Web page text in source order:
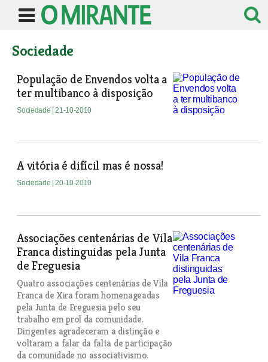
Sociedade
População de Envendos volta a
ter multibanco à disposição
Sociedade | 21-10-2010
A vitória é difícil mas é nossa!
Sociedade | 20-10-2010
Associações centenárias de Vila
Franca distinguidas pela Junta
de Freguesia
Quatro associações centenárias de Vila
Franca de Xira foram homenageadas
pela Junta de Freguesia pelo seu
trabalho em prol da comunidade.
Dirigentes agradeceram a distinção e
voltaram a falar da falta de participação
da comunidade no associativismo.